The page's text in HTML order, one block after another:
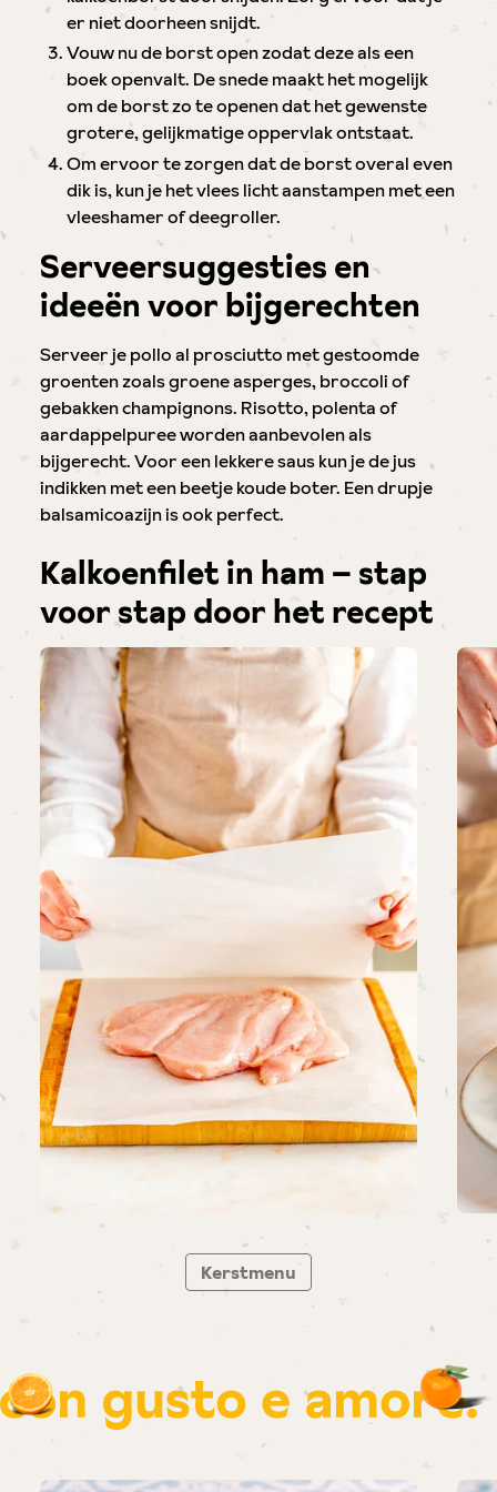
er niet doorheen snijdt.
Vouw nu de borst open zodat deze als een
boek openvalt. De snede maakt het mogelijk
om de borst zo te openen dat het gewenste
grotere, gelijkmatige oppervlak ontstaat.
Om ervoor te zorgen dat de borst overal even
dik is, kun je het vlees licht aanstampen met een
vleeshamer of deegroller.
Serveersuggesties en
ideeën voor bijgerechten
Serveer je pollo al prosciutto met gestoomde
groenten zoals groene asperges, broccoli of
gebakken champignons. Risotto, polenta of
aardappelpuree worden aanbevolen als
bijgerecht. Voor een lekkere saus kun je de jus
indikken met een beetje koude boter. Een drupje
balsamicoazijn is ook perfect.
Kalkoenfilet in ham – stap
voor stap door het recept
Kerstmenu